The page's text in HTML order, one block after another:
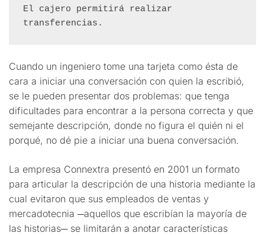
El cajero permitirá realizar
transferencias.
Cuando un ingeniero tome una tarjeta como ésta de
cara a iniciar una conversación con quien la escribió,
se le pueden presentar dos problemas: que tenga
dificultades para encontrar a la persona correcta y que
semejante descripción, donde no figura el quién ni el
porqué, no dé pie a iniciar una buena conversación.
La empresa Connextra presentó en 2001 un formato
para articular la descripción de una historia mediante la
cual evitaron que sus empleados de ventas y
mercadotecnia ─aquellos que escribían la mayoría de
las historias─ se limitarán a anotar características